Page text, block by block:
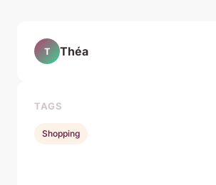
T Théa
TAGS
Shopping